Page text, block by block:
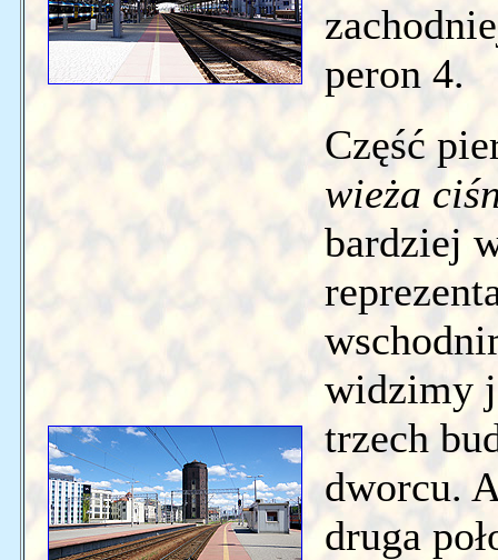
peron 4.
Część
wieża
bardziej
widzimy
trzech
dworcu.
druga